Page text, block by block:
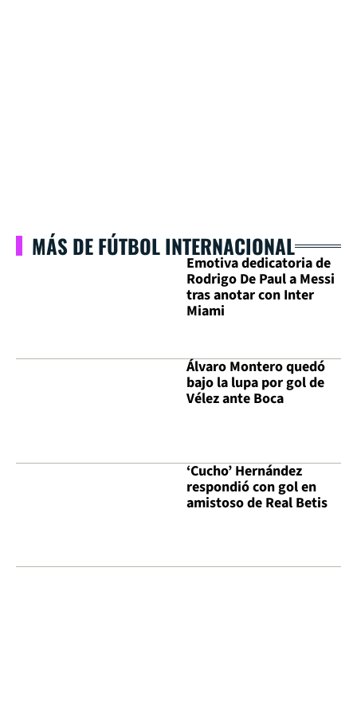
MÁS DE FÚTBOL INTERNACIONAL
Emotiva dedicatoria de
Rodrigo De Paul a Messi
tras anotar con Inter
Miami
Álvaro Montero quedó
bajo la lupa por gol de
Vélez ante Boca
‘Cucho’ Hernández
respondió con gol en
amistoso de Real Betis